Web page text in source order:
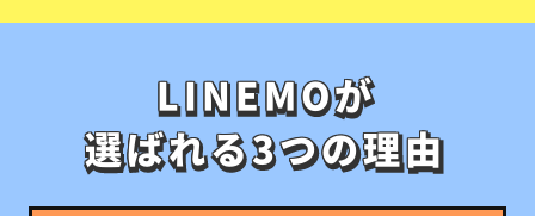
LINEMOが
選ばれる3つの理由
LINEMOが
選ばれる3つの理由